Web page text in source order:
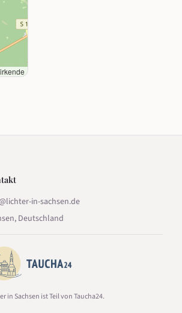
in-sachsen.de
Deutschland
in Sachsen ist Teil von Taucha24.